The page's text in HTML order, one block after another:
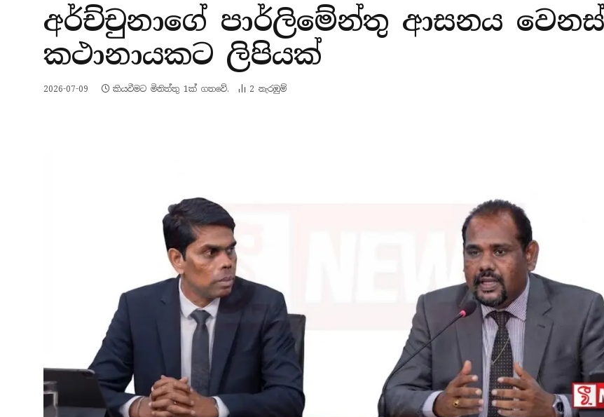
අර්ච්චුනාගේ පාර්ලිමේන්තු ආසනය
කථානායකට ලිපියක්
2026-07-09 කියවීමට මිනිත්තු 1ක් ගතවේ. 2 නැරඹු​ම්